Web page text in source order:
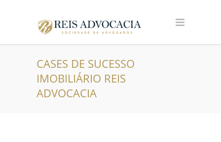
CASES DE SUCESSO
IMOBILIÁRIO REIS
ADVOCACIA